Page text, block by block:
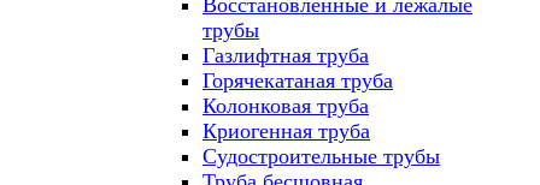
Восстановленные и лежалые
трубы
Газлифтная труба
Горячекатаная труба
Колонковая труба
Криогенная труба
Судостроительные трубы